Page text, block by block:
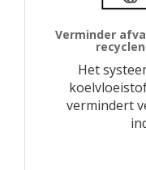
Verminder
Het
vermindert